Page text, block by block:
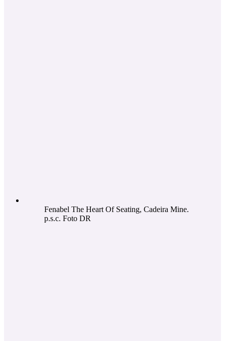
Fenabel The Heart Of Seating, Cadeira Mine.
p.s.c. Foto DR